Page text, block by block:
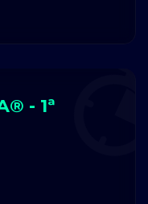
- 1ª